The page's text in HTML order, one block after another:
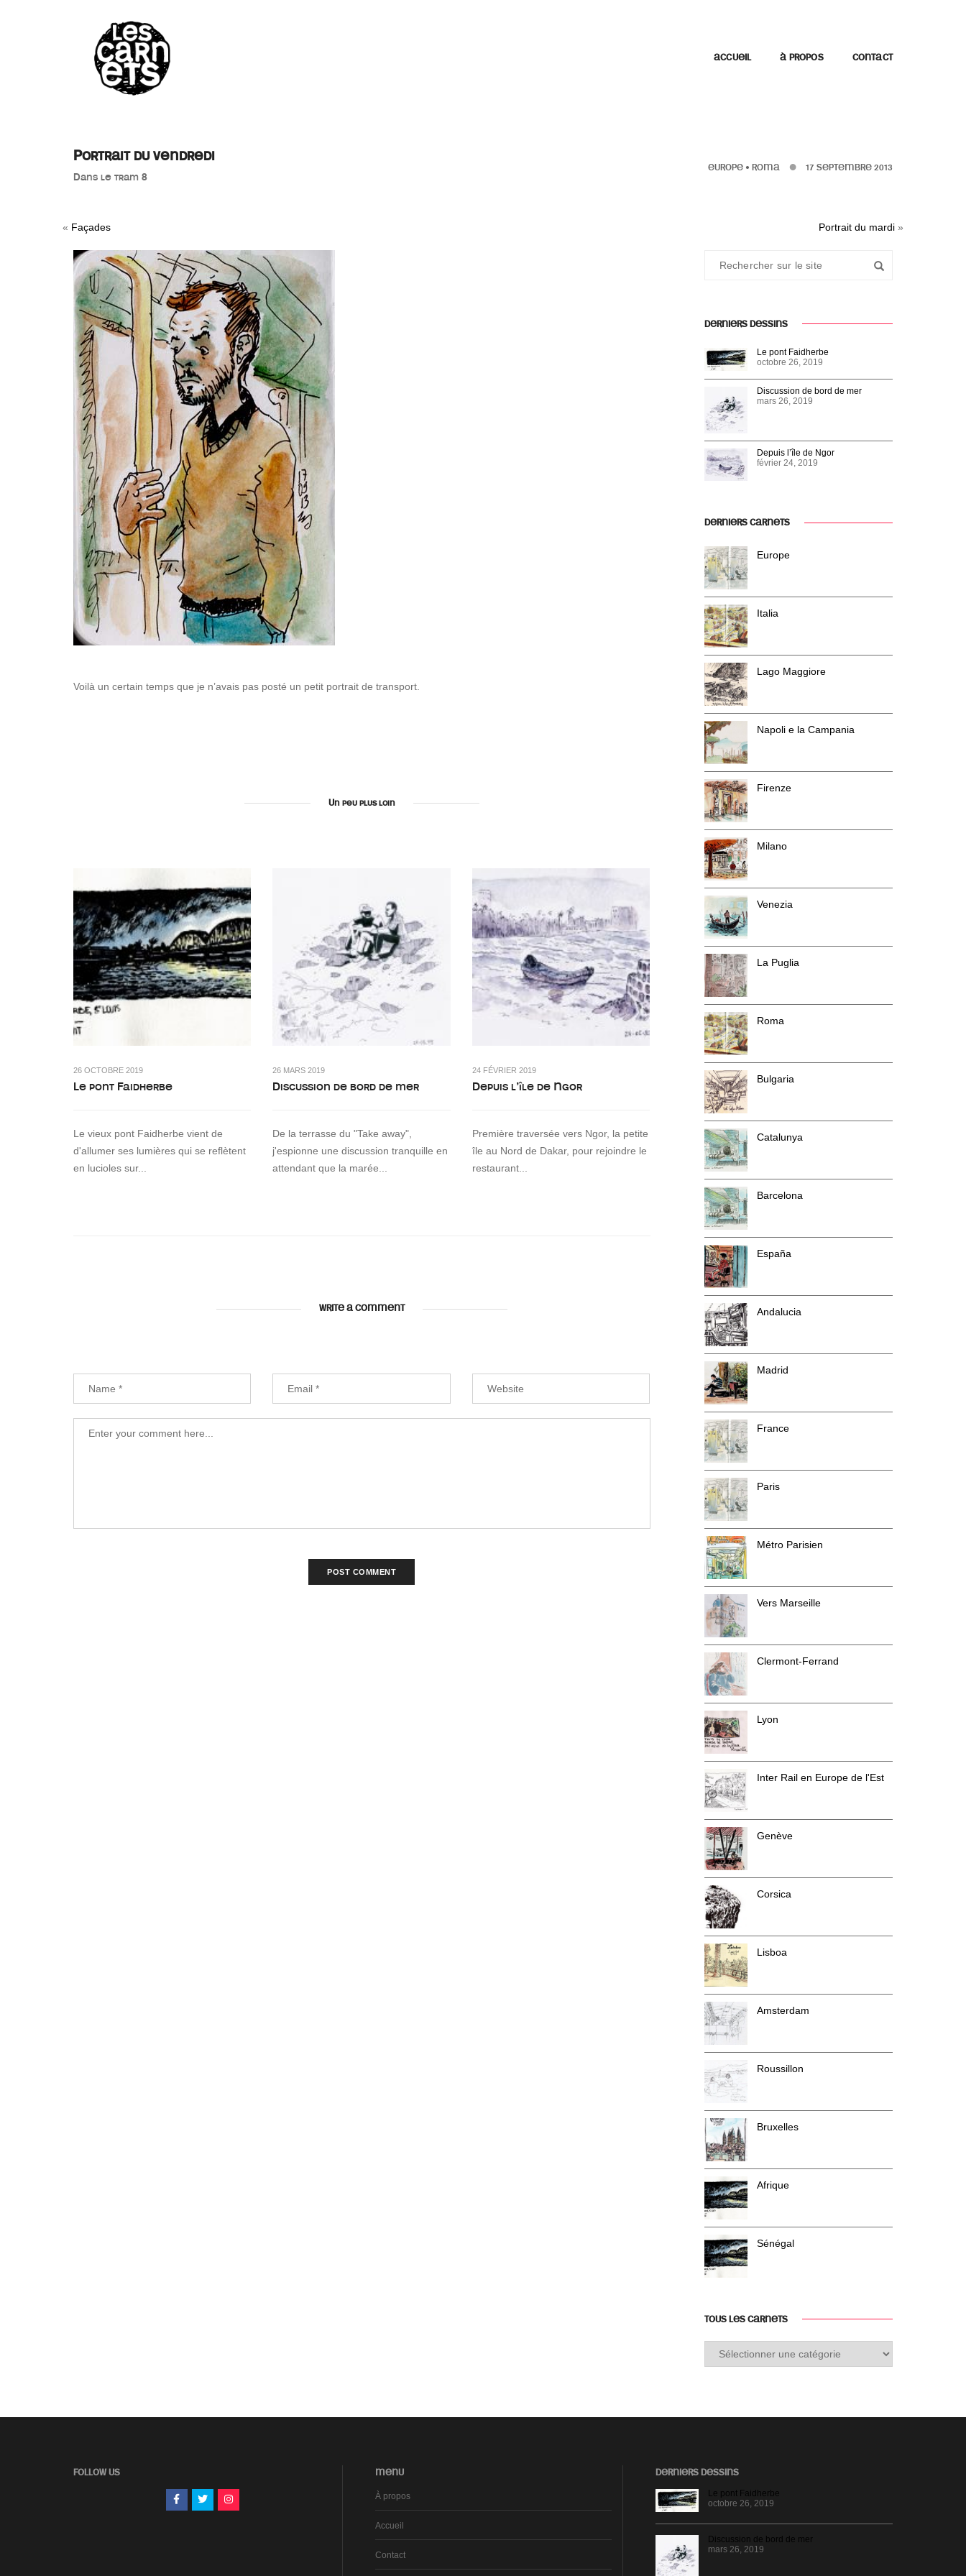
ACCUEIL À PROPOS CONTACT
Portrait du vendredi
Dans le tram 8
EUROPE • ROMA 17 SEPTEMBRE 2013
« Façades Portrait du mardi »
Voilà un certain temps que je n’avais pas posté un petit portrait de transport.
Un peu plus loin
26 OCTOBRE 2019
Le pont Faidherbe
Le vieux pont Faidherbe vient de
d'allumer ses lumières qui se reflètent
en lucioles sur...
26 MARS 2019
Discussion de bord de mer
De la terrasse du "Take away",
j'espionne une discussion tranquille en
attendant que la marée...
24 FÉVRIER 2019
Depuis l’île de Ngor
Première traversée vers Ngor, la petite
île au Nord de Dakar, pour rejoindre le
restaurant...
WRITE A COMMENT
DERNIERS DESSINS
Le pont Faidherbe
octobre 26, 2019
Discussion de bord de mer
mars 26, 2019
Depuis l’île de Ngor
février 24, 2019
DERNIERS CARNETS
Europe
Italia
Lago Maggiore
Napoli e la Campania
Firenze
Milano
Venezia
La Puglia
Roma
Bulgaria
Catalunya
Barcelona
España
Andalucia
Madrid
France
Paris
Métro Parisien
Vers Marseille
Clermont-Ferrand
Lyon
Inter Rail en Europe de l'Est
Genève
Corsica
Lisboa
Amsterdam
Roussillon
Bruxelles
Afrique
Sénégal
TOUS LES CARNETS
Tous
les
FOLLOW US MENU
À propos
Accueil
Contact
DERNIERS DESSINS
Le pont Faidherbe
octobre 26, 2019
Discussion de bord de mer
mars 26, 2019